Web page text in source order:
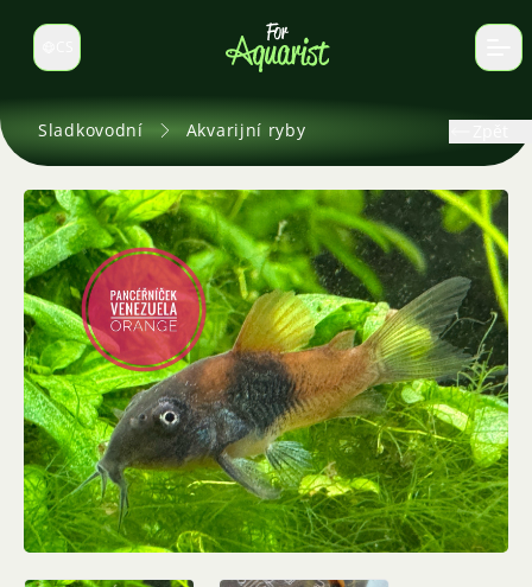
Select language
Sladkovodní Akvarijní ryby